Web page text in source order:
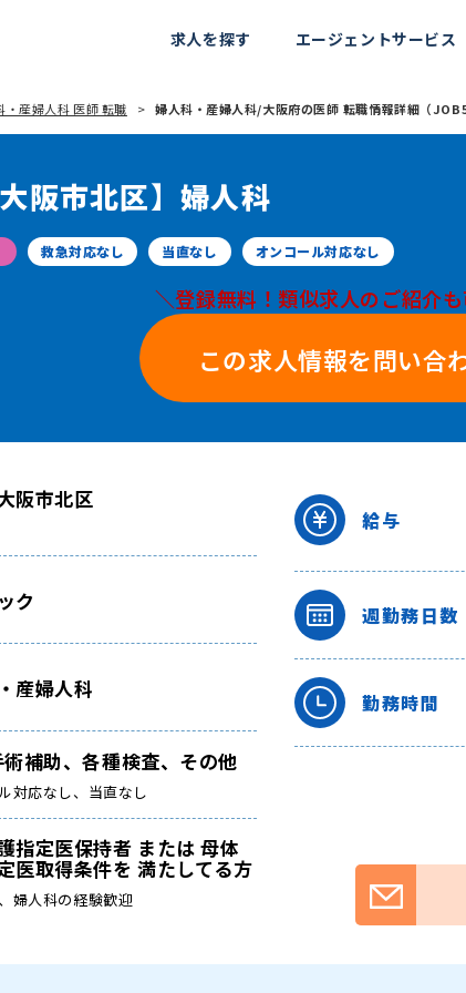
求人を探す エージェントサービス
・産婦人科 医師 転職 婦人科・産婦人科/大阪府の医師 転職情報詳細（
大阪市北区】婦人科
救急対応なし 当直なし オンコール対応なし
＼登録無料！類似求人のご紹介
この求人情報を問い合
阪市北区
ク
産婦人科
補助、各種検査、その他
対応なし、当直なし
指定医保持者 または 母体
医取得条件を 満たしてる方
婦人科の経験歓迎
給与
週勤務日数
勤務時間